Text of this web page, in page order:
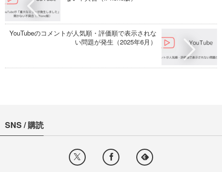
YouTubeのコメントが人気順・評価順で表示されな
い問題が発生（2025年6月）
SNS / 購読